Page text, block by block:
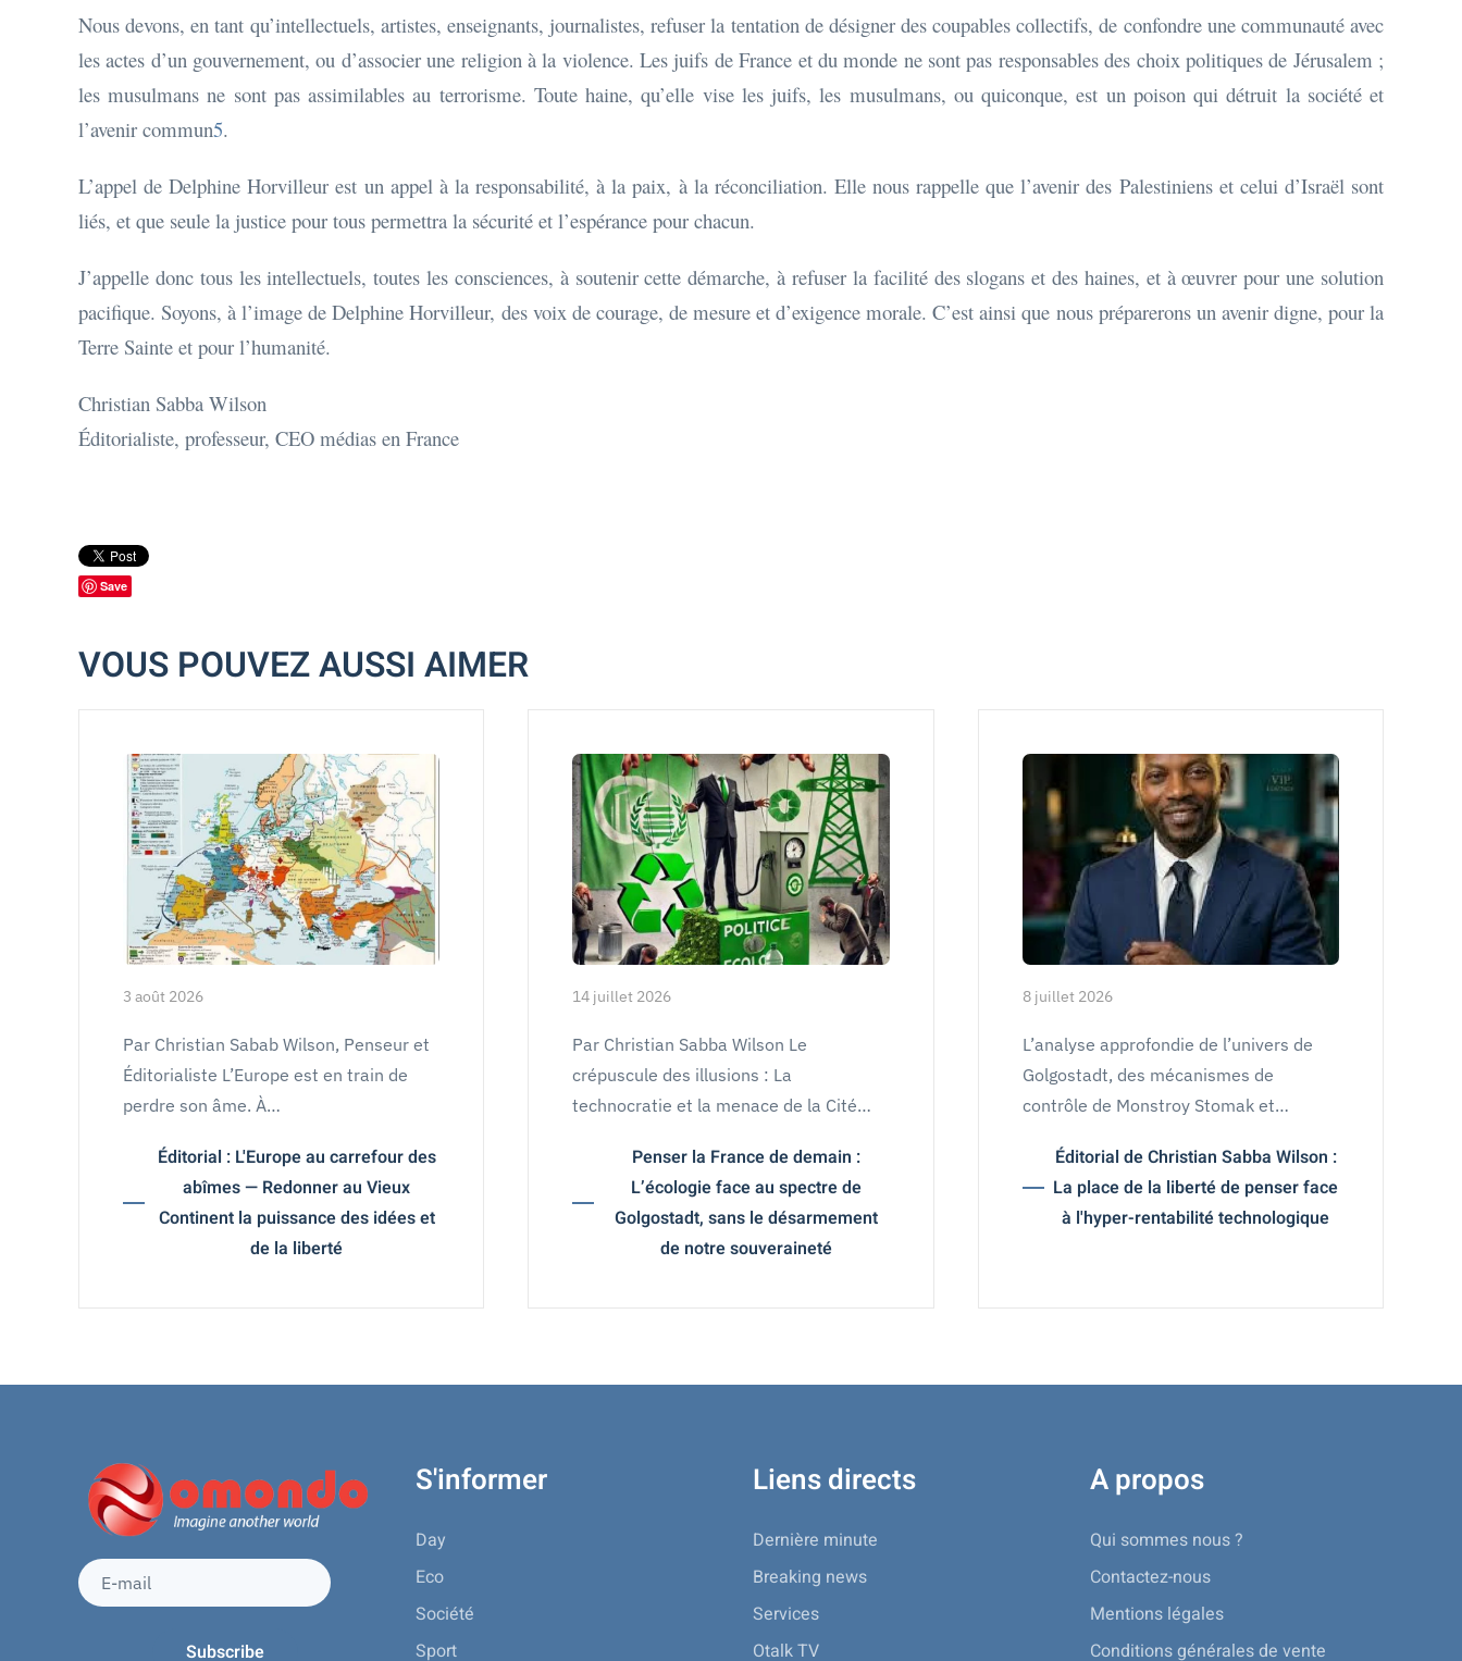
Nous devons, en tant qu’intellectuels, artistes, enseignants, journalistes, refuser la tentation de désigner des coupables collectifs, de confondre une communauté avec
les actes d’un gouvernement, ou d’associer une religion à la violence. Les juifs de France et du monde ne sont pas responsables des choix politiques de Jérusalem ;
les musulmans ne sont pas assimilables au terrorisme. Toute haine, qu’elle vise les juifs, les musulmans, ou quiconque, est un poison qui détruit la société et
l’avenir commun5.
L’appel de Delphine Horvilleur est un appel à la responsabilité, à la paix, à la réconciliation. Elle nous rappelle que l’avenir des Palestiniens et celui d’Israël sont
liés, et que seule la justice pour tous permettra la sécurité et l’espérance pour chacun.
J’appelle donc tous les intellectuels, toutes les consciences, à soutenir cette démarche, à refuser la facilité des slogans et des haines, et à œuvrer pour une solution
pacifique. Soyons, à l’image de Delphine Horvilleur, des voix de courage, de mesure et d’exigence morale. C’est ainsi que nous préparerons un avenir digne, pour la
Terre Sainte et pour l’humanité.
Christian Sabba Wilson
Éditorialiste, professeur, CEO médias en France
Save
VOUS POUVEZ AUSSI AIMER
3 août 2026
Par Christian Sabab Wilson, Penseur et
Éditorialiste L’Europe est en train de
perdre son âme. À…
Éditorial : L'Europe au carrefour des
abîmes — Redonner au Vieux
Continent la puissance des idées et
de la liberté
14 juillet 2026
Par Christian Sabba Wilson Le
crépuscule des illusions : La
technocratie et la menace de la Cité…
Penser la France de demain :
L’écologie face au spectre de
Golgostadt, sans le désarmement
de notre souveraineté
8 juillet 2026
L’analyse approfondie de l’univers de
Golgostadt, des mécanismes de
contrôle de Monstroy Stomak et…
Éditorial de Christian Sabba Wilson :
La place de la liberté de penser face
à l'hyper-rentabilité technologique
S'informer
Day
Eco
Société
Sport
Liens directs
Dernière minute
Breaking news
Services
Otalk TV
A propos
Qui sommes nous ?
Contactez-nous
Mentions légales
Conditions générales de vente